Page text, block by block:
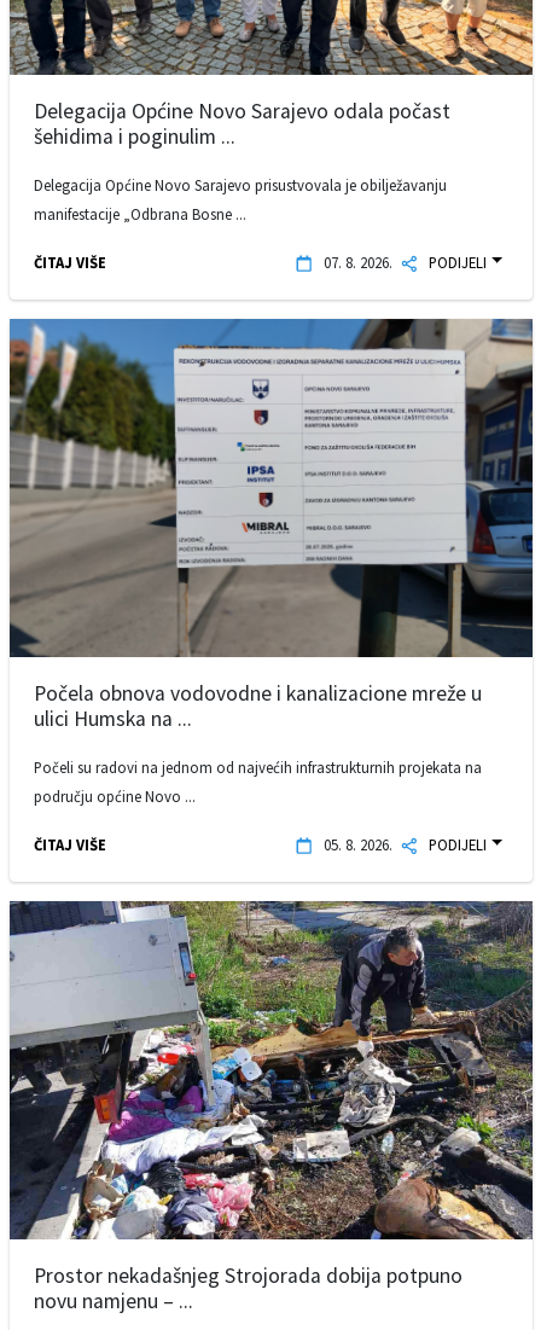
Delegacija Općine Novo Sarajevo odala počast
šehidima i poginulim ...
Delegacija Općine Novo Sarajevo prisustvovala je obilježavanju
manifestacije „Odbrana Bosne ...
ČITAJ VIŠE 07. 8. 2026. PODIJELI
Počela obnova vodovodne i kanalizacione mreže u
ulici Humska na ...
Počeli su radovi na jednom od najvećih infrastrukturnih projekata na
području općine Novo ...
ČITAJ VIŠE 05. 8. 2026. PODIJELI
Prostor nekadašnjeg Strojorada dobija potpuno
novu namjenu – ...